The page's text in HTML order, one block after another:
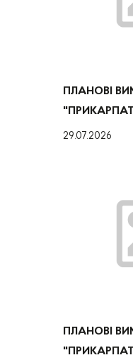
ПЛАНОВІ
29.07.2026
ПЛАНОВІ